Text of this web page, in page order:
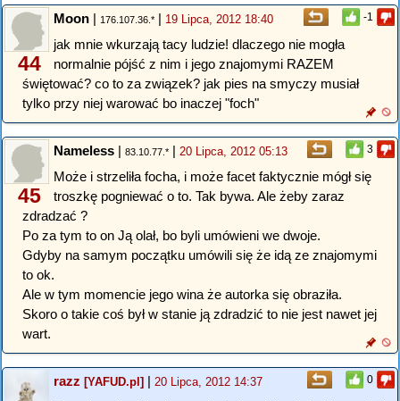
-1
44
Moon | 176.107.36.* | 19 Lipca, 2012 18:40
jak mnie wkurzają tacy ludzie! dlaczego nie mogła
normalnie pójść z nim i jego znajomymi RAZEM
świętować? co to za związek? jak pies na smyczy musiał
tylko przy niej warować bo inaczej "foch"
3
45
Nameless | 83.10.77.* | 20 Lipca, 2012 05:13
Może i strzeliła focha, i może facet faktycznie mógł się
troszkę pogniewać o to. Tak bywa. Ale żeby zaraz
zdradzać ?
Po za tym to on Ją olał, bo byli umówieni we dwoje.
Gdyby na samym początku umówili się że idą ze znajomymi
to ok.
Ale w tym momencie jego wina że autorka się obraziła.
Skoro o takie coś był w stanie ją zdradzić to nie jest nawet jej
wart.
0
razz [YAFUD.pl] | 20 Lipca, 2012 14:37